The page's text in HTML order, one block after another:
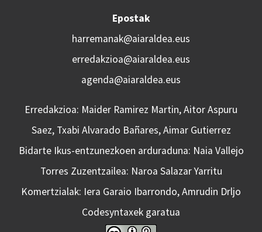
Epostak
harremanak@aiaraldea.eus
erredakzioa@aiaraldea.eus
agenda@aiaraldea.eus
Erredakzioa: Maider Ramirez Martin, Aitor Aspuru
Saez, Txabi Alvarado Bañares, Aimar Gutierrez
Bidarte Ikus-entzunezkoen arduraduna: Naia Vallejo
Torres Zuzentzailea: Naroa Salazar Yarritu
Komertzialak: Iera Garaio Ibarrondo, Amrudin Drljo
Codesyntaxek garatua